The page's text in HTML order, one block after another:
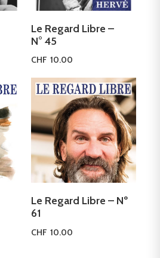
Le Regard Libre –
N° 45
CHF 10.00
Ajouter au panier
Le Regard Libre – Nº
61
CHF 10.00